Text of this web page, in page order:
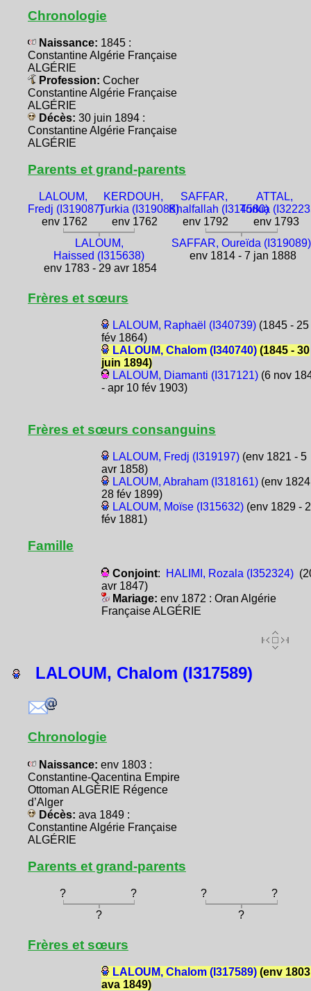
Chronologie
Naissance: 1845 :
Constantine Algérie Française
ALGÉRIE
Profession: Cocher
Constantine Algérie Française
ALGÉRIE
Décès: 30 juin 1894 :
Constantine Algérie Française
ALGÉRIE
Parents et grand-parents
LALOUM,
Fredj (I319087)
env 1762
KERDOUH,
Turkia (I319088)
env 1762
SAFFAR,
Khalfallah (I314580)
env 1792
ATTAL,
Turkia
env 1793
LALOUM,
Haissed (I315638)
env 1783 - 29 avr 1854
SAFFAR, Oureïda (I319089)
env 1814 - 7 jan 1888
Frères et sœurs
LALOUM, Raphaël (I340739)(1845 - 25
fév 1864)
LALOUM, Chalom (I340740)(1845 - 30
juin 1894)
LALOUM, Diamanti (I317121)(6 nov
- apr 10 fév 1903)
Frères et sœurs consanguins
LALOUM, Fredj (I319197)(env 1821 - 5
avr 1858)
LALOUM, Abraham (I318161)(env
28 fév 1899)
LALOUM, Moïse (I315632)(env 1829 -
fév 1881)
Famille
Conjoint: HALIMI, Rozala (I352324)
avr 1847)
Mariage: env 1872 : Oran Algérie
Française ALGÉRIE
LALOUM, Chalom (I317589)
Chronologie
Naissance: env 1803 :
Constantine-Qacentina Empire
Ottoman ALGÉRIE Régence
d’Alger
Décès: ava 1849 :
Constantine Algérie Française
ALGÉRIE
Parents et grand-parents
? ? ?
?
?
?
Frères et sœurs
LALOUM, Chalom (I317589)(env
ava 1849)